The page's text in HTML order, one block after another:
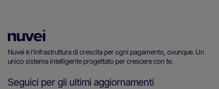
di
Nuvei
Nuvei è l'infrastruttura di crescita per ogni pagamento, ovunque. Un
unico sistema intelligente progettato per crescere con te.
Seguici per gli ultimi aggiornamenti